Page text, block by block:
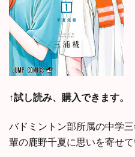
↑試し読み、購入できます。
バドミントン部所属の中学
輩の鹿野千夏に思いを寄せて